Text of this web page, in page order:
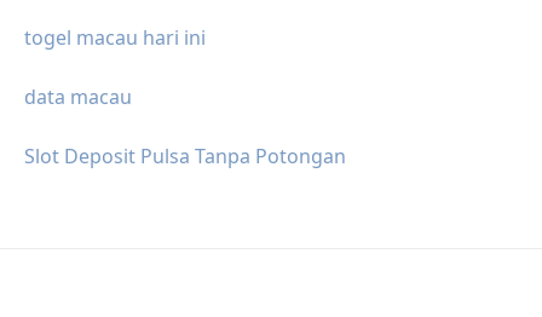
togel macau hari ini
data macau
Slot Deposit Pulsa Tanpa Potongan